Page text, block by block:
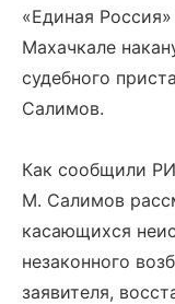
«Единая
Махачкале
судебного
Салимов.
Как сообщили
М. Салимов
касающихся
незаконного
заявителя,